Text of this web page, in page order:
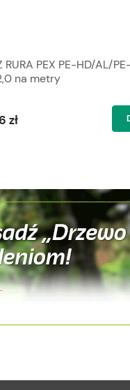
RURA PEX PE-HD/AL/
na metry
zł